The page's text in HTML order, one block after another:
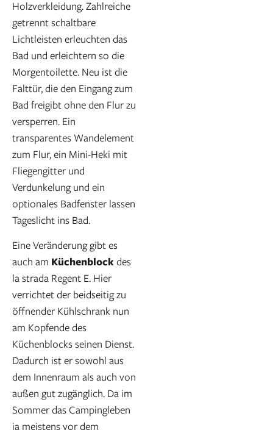
Holzverkleidung. Zahlreiche
getrennt schaltbare
Lichtleisten erleuchten das
Bad und erleichtern so die
Morgentoilette. Neu ist die
Falttür, die den Eingang zum
Bad freigibt ohne den Flur zu
versperren. Ein
transparentes Wandelement
zum Flur, ein Mini-Heki mit
Fliegengitter und
Verdunkelung und ein
optionales Badfenster lassen
Tageslicht ins Bad.
Eine Veränderung gibt es
auch am Küchenblockdes
la strada Regent E. Hier
verrichtet der beidseitig zu
öffnender Kühlschrank nun
am Kopfende des
Küchenblocks seinen Dienst.
Dadurch ist er sowohl aus
dem Innenraum als auch von
außen gut zugänglich. Da im
Sommer das Campingleben
ja meistens vor dem